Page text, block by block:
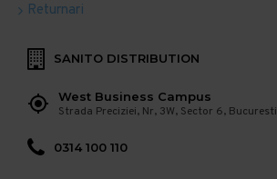
Returnari
SANITO DISTRIBUTION
West Business Campus
Strada Preciziei, Nr, 3W, Sector 6, Bucuresti
0314 100 110